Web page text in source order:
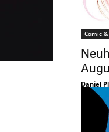
Comic
Daniel